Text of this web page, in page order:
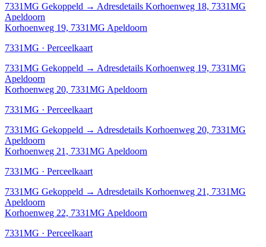
7331MG Gekoppeld → Adresdetails Korhoenweg 18, 7331MG
Apeldoorn
Korhoenweg 19, 7331MG Apeldoorn
7331MG · Perceelkaart
7331MG Gekoppeld → Adresdetails Korhoenweg 19, 7331MG
Apeldoorn
Korhoenweg 20, 7331MG Apeldoorn
7331MG · Perceelkaart
7331MG Gekoppeld → Adresdetails Korhoenweg 20, 7331MG
Apeldoorn
Korhoenweg 21, 7331MG Apeldoorn
7331MG · Perceelkaart
7331MG Gekoppeld → Adresdetails Korhoenweg 21, 7331MG
Apeldoorn
Korhoenweg 22, 7331MG Apeldoorn
7331MG · Perceelkaart